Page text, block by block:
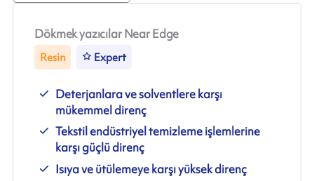
Dökmek yazıcılar Near Edge
Resin Expert
Deterjanlara ve solventlere karşı
mükemmel direnç
Tekstil endüstriyel temizleme işlemlerine
karşı güçlü direnç
Isıya ve ütülemeye karşı yüksek direnç